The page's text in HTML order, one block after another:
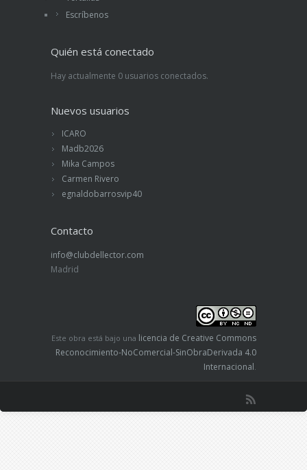
Al libro no le sobran palabras y el autor hace un
gran fuerza. Se lee muy bien.
Escríbenos
Quién está conectado
Hay actualmente 0 usuarios conectados.
Nuevos usuarios
ICARO
Madb2026
Mika Campos
Carmen Rivero
egnaldobarrosvip40
Contacto
info@clubdellector.com
Madrid
Este obra está bajo una licencia de Creative Commons
Reconocimiento-NoComercial-SinObraDerivada 4.0
Internacional